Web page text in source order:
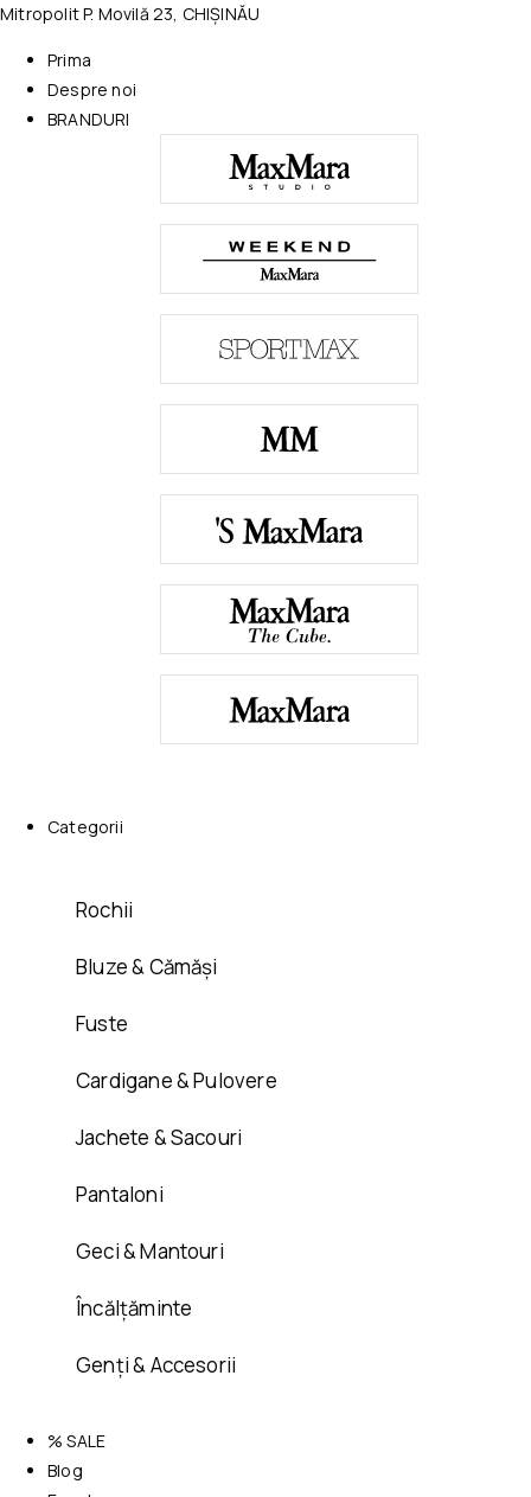
Mitropolit P. Movilă 23, CHIȘINĂU
Prima
Despre noi
BRANDURI
Categorii
Rochii
Bluze & Cămăși
Fuste
Cardigane & Pulovere
Jachete & Sacouri
Pantaloni
Geci & Mantouri
Încălțăminte
Genți & Accesorii
% SALE
Blog